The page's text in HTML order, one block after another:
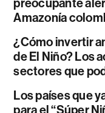
Amazonía
¿Cómo invertir
de El Niño? Los
sectores que
Los países que
para el “Súper